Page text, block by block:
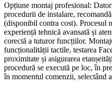
Opțiune montaj profesional:
procedurii de instalare,
(disponibil contra cost). Procesul
experiență tehnică avansată și
corectă a tuturor funcțiilor.
funcționalității tactile, testarea
proximitate și asigurarea
procedură se execută pe loc, în
în momentul comenzii, selectând